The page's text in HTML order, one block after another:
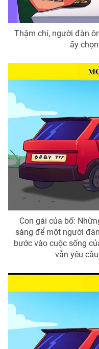
Photo
VTV Sức khoẻ
Thị trường 24h
VTV4
VTV9
Liên hệ tòa soạn
THỜI BÁO VTV
Theo dõi báo trên
Thậm chí, người đàn
ấy
Con gái của bố:
sàng để một người
bước vào cuộc sống
vẫn yêu